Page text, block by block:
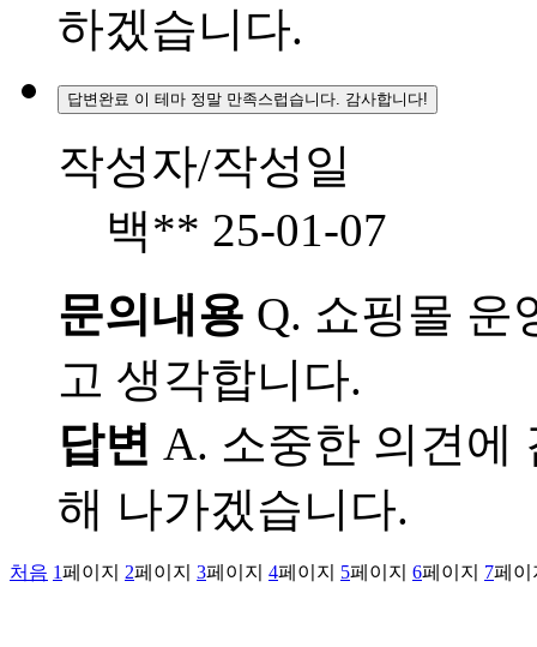
하겠습니다.
답변완료 이 테마 정말 만족스럽습니다. 감사합니다!
작성자/작성일
백** 25-01-07
문의내용 Q. 쇼핑몰 운
고 생각합니다.
답변 A. 소중한 의견에
해 나가겠습니다.
처음 1페이지 2페이지 3페이지 4페이지 5페이지 6페이지 7페이